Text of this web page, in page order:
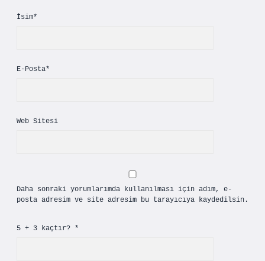
İsim*
E-Posta*
Web Sitesi
Daha sonraki yorumlarımda kullanılması için adım, e-
posta adresim ve site adresim bu tarayıcıya kaydedilsin.
5 + 3 kaçtır? *